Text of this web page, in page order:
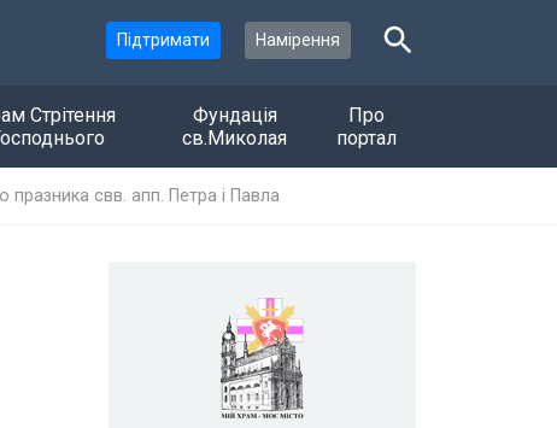
Підтримати Намірення
Стрітення
Фундація
св.Миколая
Про
портал
свв. апп. Петра і Павла